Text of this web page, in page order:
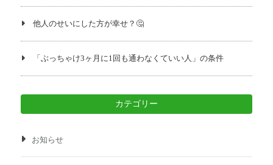
他人のせいにした方が幸せ？🤔
「ぶっちゃけ3ヶ月に1回も通わなくていい人」の条件
カテゴリー
お知らせ